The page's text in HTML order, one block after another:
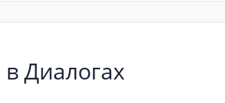
Диалогах